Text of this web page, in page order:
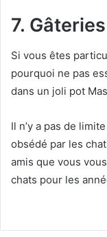
7.
Si vous êtes
pourquoi ne pas
dans un joli pot
Il n’y a pas de
obsédé par les
amis que vous
chats pour les